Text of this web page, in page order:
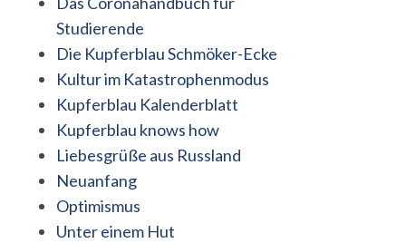
Studierende
Die Kupferblau Schmöker-Ecke
Kultur im Katastrophenmodus
Kupferblau Kalenderblatt
Kupferblau knows how
Liebesgrüße aus Russland
Neuanfang
Optimismus
Unter einem Hut